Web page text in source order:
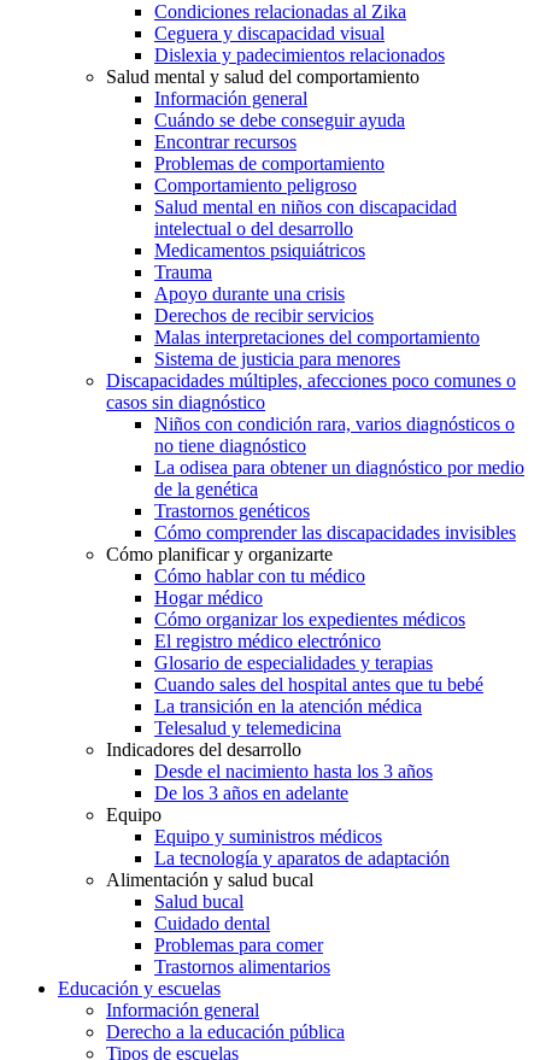
Condiciones relacionadas al Zika
Ceguera y discapacidad visual
Dislexia y padecimientos relacionados
Salud mental y salud del comportamiento
Información general
Cuándo se debe conseguir ayuda
Encontrar recursos
Problemas de comportamiento
Comportamiento peligroso
Salud mental en niños con discapacidad
intelectual o del desarrollo
Medicamentos psiquiátricos
Trauma
Apoyo durante una crisis
Derechos de recibir servicios
Malas interpretaciones del comportamiento
Sistema de justicia para menores
Discapacidades múltiples, afecciones poco comunes o
casos sin diagnóstico
Niños con condición rara, varios diagnósticos o
no tiene diagnóstico
La odisea para obtener un diagnóstico por medio
de la genética
Trastornos genéticos
Cómo comprender las discapacidades invisibles
Cómo planificar y organizarte
Cómo hablar con tu médico
Hogar médico
Cómo organizar los expedientes médicos
El registro médico electrónico
Glosario de especialidades y terapias
Cuando sales del hospital antes que tu bebé
La transición en la atención médica
Telesalud y telemedicina
Indicadores del desarrollo
Desde el nacimiento hasta los 3 años
De los 3 años en adelante
Equipo
Equipo y suministros médicos
La tecnología y aparatos de adaptación
Alimentación y salud bucal
Salud bucal
Cuidado dental
Problemas para comer
Trastornos alimentarios
Educación y escuelas
Información general
Derecho a la educación pública
Tipos de escuelas